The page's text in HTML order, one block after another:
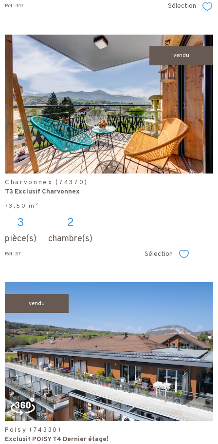
Réf : 447 Sélection
vendu
voir le
bien
Charvonnex (74370)
T3 Exclusif Charvonnex
73,50 m²
3
pièce(s)
2
chambre(s)
Réf : 37 Sélection Sélectionner
vendu
voir le
bien
Poisy (74330)
Exclusif POISY T4 Dernier étage!